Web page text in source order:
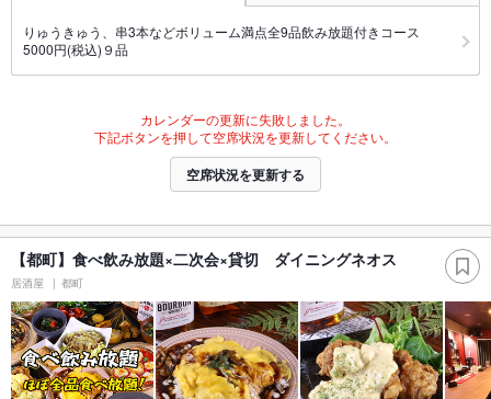
りゅうきゅう、串3本などボリューム満点全9品飲み放題付きコース
5000円(税込)９品
カレンダーの更新に失敗しました。
下記ボタンを押して空席状況を更新してください。
空席状況を更新する
【都町】食べ飲み放題×二次会×貸切 ダイニングネオス
居酒屋 都町